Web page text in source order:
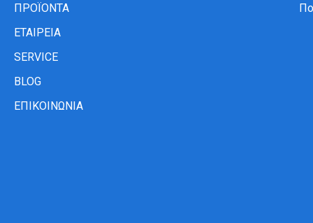
ΠΡΟΪΟΝΤΑ
ΕΤΑΙΡΕΙΑ
SERVICE
BLOG
ΕΠΙΚΟΙΝΩΝΙΑ